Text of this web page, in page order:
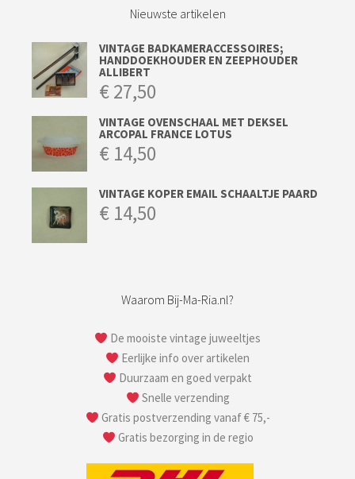
Nieuwste artikelen
VINTAGE BADKAMERACCESSOIRES;
HANDDOEKHOUDER EN ZEEPHOUDER
ALLIBERT
€27,50
VINTAGE OVENSCHAAL MET DEKSEL
ARCOPAL FRANCE LOTUS
€ 14,50
VINTAGE KOPER EMAIL SCHAALTJE PAARD
€ 14,50
Waarom Bij-Ma-Ria.nl?
De mooiste vintage juweeltjes
Eerlijke info over artikelen
Duurzaam en goed verpakt
Snelle verzending
Gratis postverzending vanaf € 75,-
Gratis bezorging in de regio